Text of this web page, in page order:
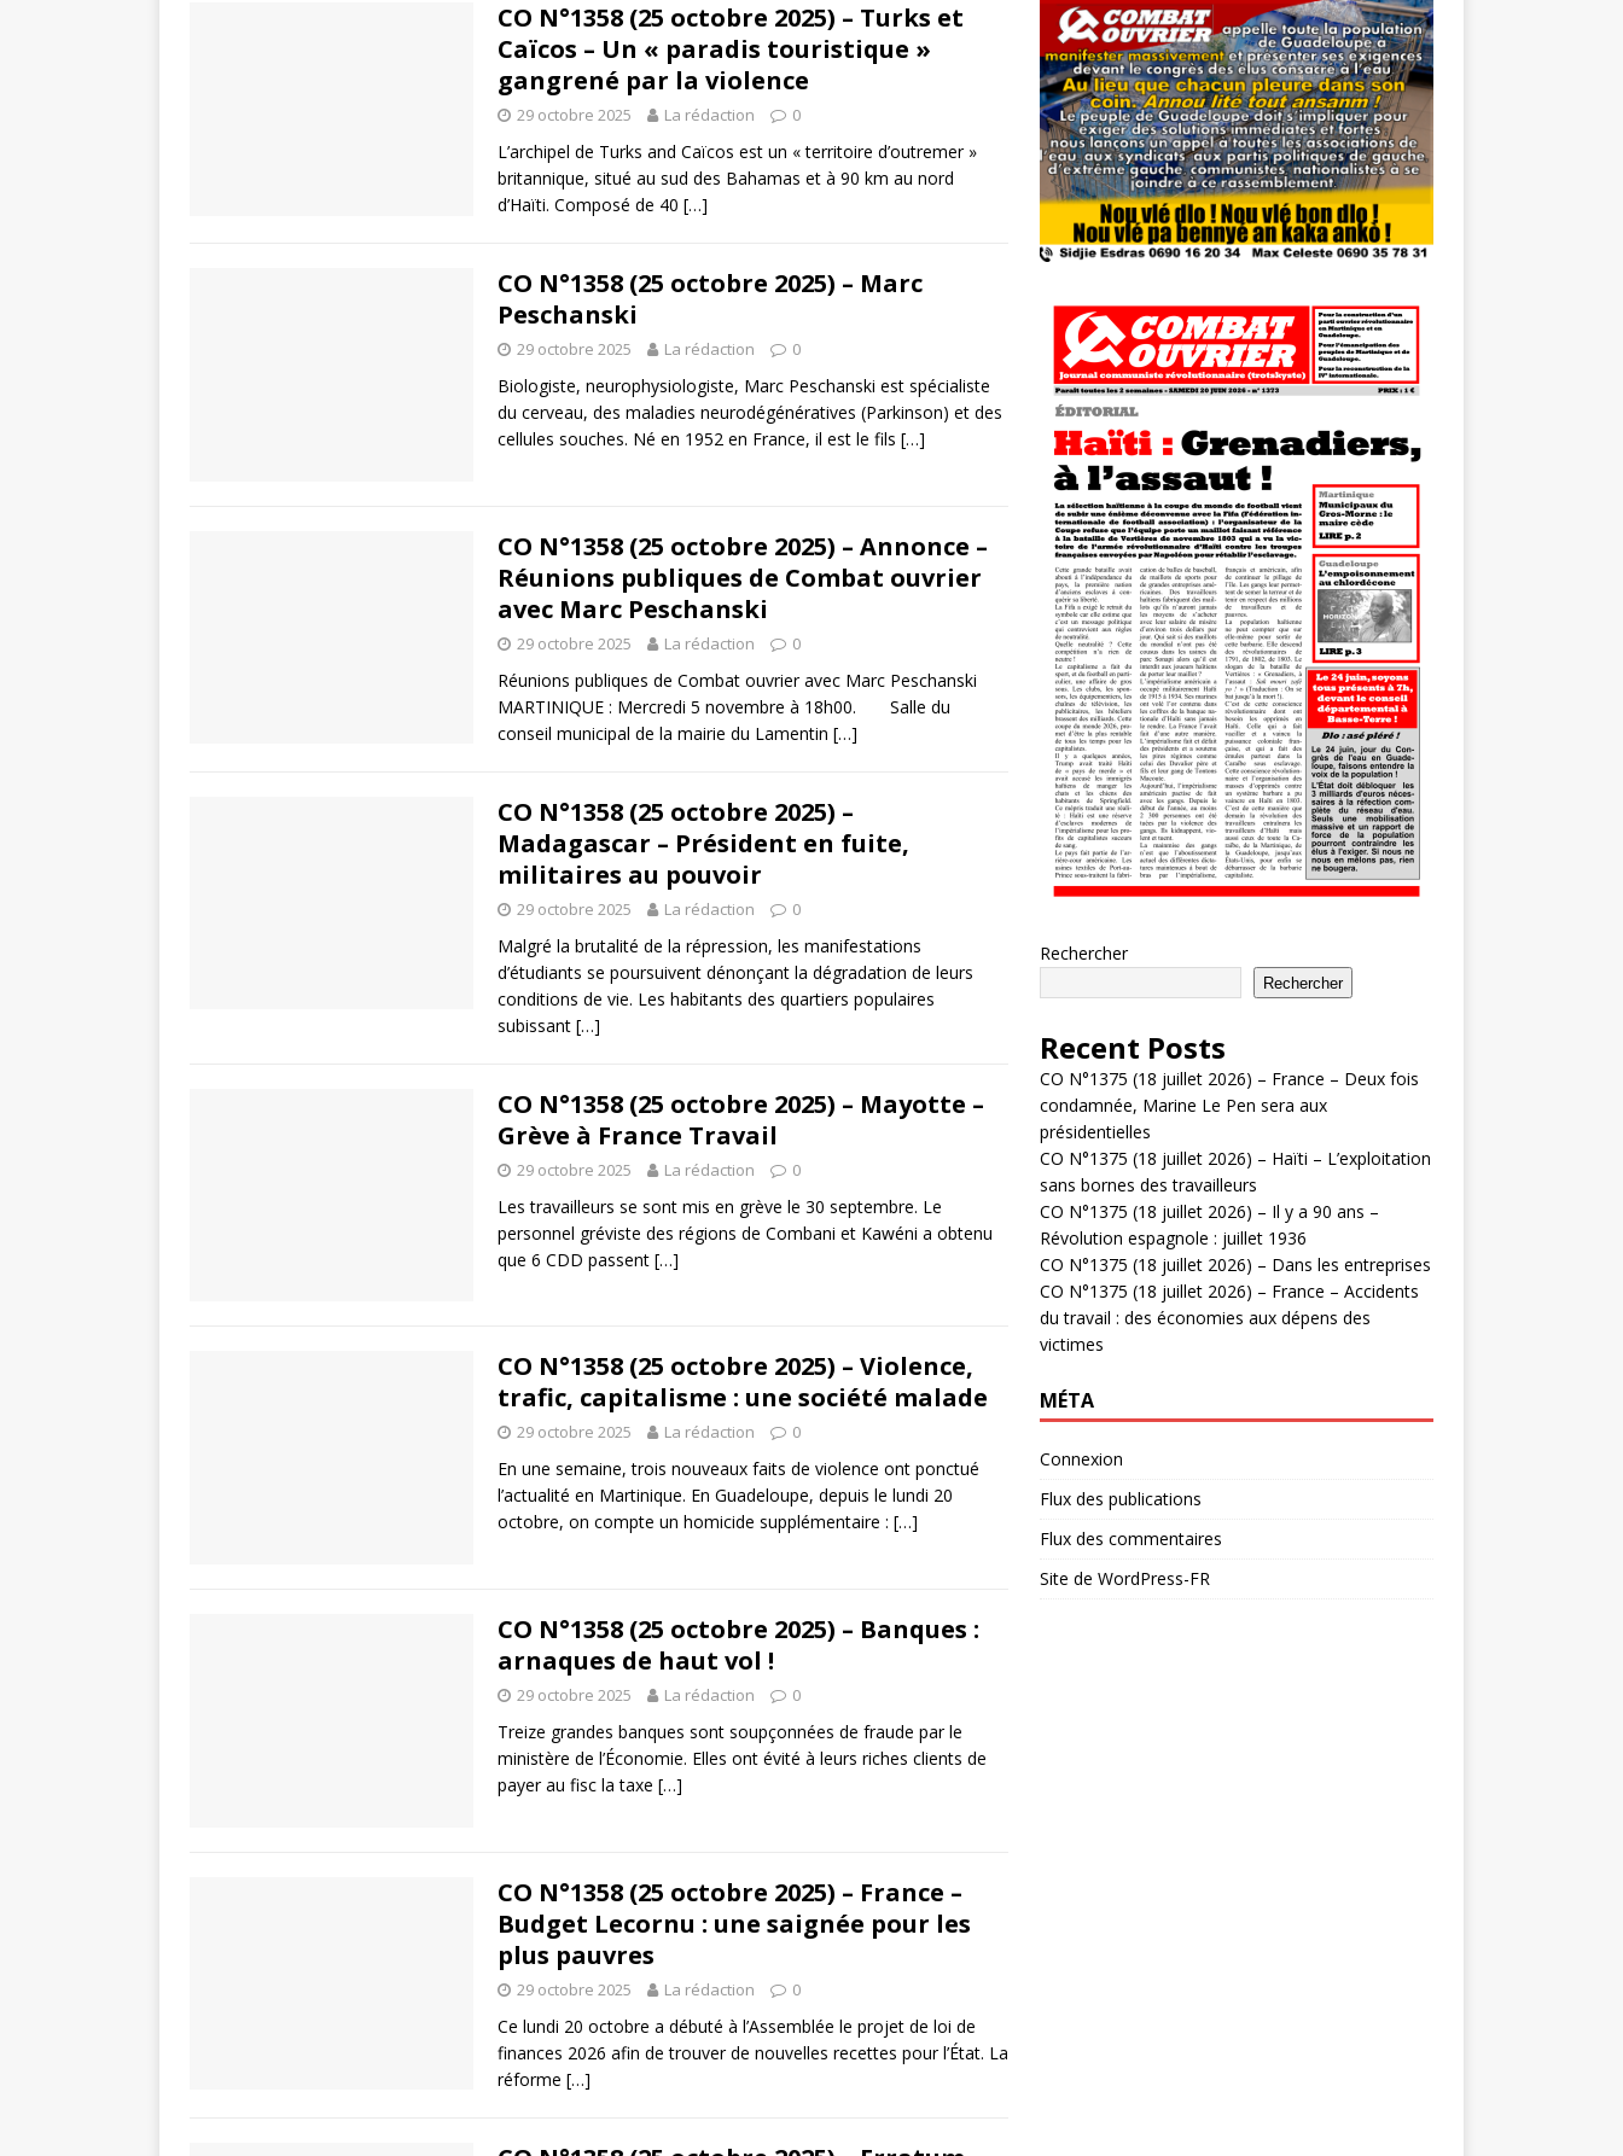
CO N°1358 (25 octobre 2025) – Turks et
Caïcos – Un « paradis touristique »
gangrené par la violence
29 octobre 2025 La rédaction 0
L’archipel de Turks and Caïcos est un « territoire d’outremer »
britannique, situé au sud des Bahamas et à 90 km au nord
d’Haïti. Composé de 40 […]
CO N°1358 (25 octobre 2025) – Marc
Peschanski
29 octobre 2025 La rédaction 0
Biologiste, neurophysiologiste, Marc Peschanski est spécialiste
du cerveau, des maladies neurodégénératives (Parkinson) et des
cellules souches. Né en 1952 en France, il est le fils […]
CO N°1358 (25 octobre 2025) – Annonce –
Réunions publiques de Combat ouvrier
avec Marc Peschanski
29 octobre 2025 La rédaction 0
Réunions publiques de Combat ouvrier avec Marc Peschanski
MARTINIQUE : Mercredi 5 novembre à 18h00. Salle du
conseil municipal de la mairie du Lamentin […]
CO N°1358 (25 octobre 2025) –
Madagascar – Président en fuite,
militaires au pouvoir
29 octobre 2025 La rédaction 0
Malgré la brutalité de la répression, les manifestations
d’étudiants se poursuivent dénonçant la dégradation de leurs
conditions de vie. Les habitants des quartiers populaires
subissant […]
CO N°1358 (25 octobre 2025) – Mayotte –
Grève à France Travail
29 octobre 2025 La rédaction 0
Les travailleurs se sont mis en grève le 30 septembre. Le
personnel gréviste des régions de Combani et Kawéni a obtenu
que 6 CDD passent […]
CO N°1358 (25 octobre 2025) – Violence,
trafic, capitalisme : une société malade
29 octobre 2025 La rédaction 0
En une semaine, trois nouveaux faits de violence ont ponctué
l’actualité en Martinique. En Guadeloupe, depuis le lundi 20
octobre, on compte un homicide supplémentaire : […]
CO N°1358 (25 octobre 2025) – Banques :
arnaques de haut vol !
29 octobre 2025 La rédaction 0
Treize grandes banques sont soupçonnées de fraude par le
ministère de l’Économie. Elles ont évité à leurs riches clients de
payer au fisc la taxe […]
CO N°1358 (25 octobre 2025) – France –
Budget Lecornu : une saignée pour les
plus pauvres
29 octobre 2025 La rédaction 0
Ce lundi 20 octobre a débuté à l’Assemblée le projet de loi de
finances 2026 afin de trouver de nouvelles recettes pour l’État. La
réforme […]
Rechercher
Rechercher
Recent Posts
CO N°1375 (18 juillet 2026) – France – Deux fois
condamnée, Marine Le Pen sera aux
présidentielles
CO N°1375 (18 juillet 2026) – Haïti – L’exploitation
sans bornes des travailleurs
CO N°1375 (18 juillet 2026) – Il y a 90 ans –
Révolution espagnole : juillet 1936
CO N°1375 (18 juillet 2026) – Dans les entreprises
CO N°1375 (18 juillet 2026) – France – Accidents
du travail : des économies aux dépens des
victimes
MÉTA
Connexion
Flux des publications
Flux des commentaires
Site de WordPress-FR